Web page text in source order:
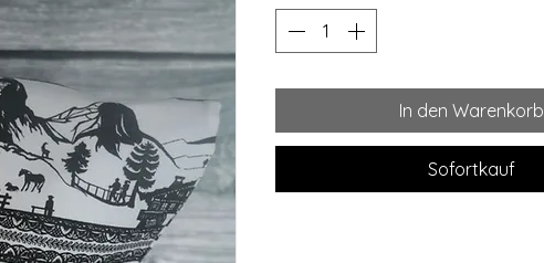
In den Warenkorb
Sofortkauf